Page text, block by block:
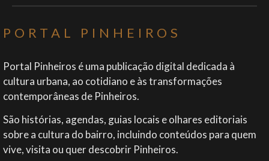
PORTAL PINHEIROS
Portal Pinheiros é uma publicação digital dedicada à
cultura urbana, ao cotidiano e às transformações
contemporâneas de Pinheiros.
São histórias, agendas, guias locais e olhares editoriais
sobre a cultura do bairro, incluindo conteúdos para quem
vive, visita ou quer descobrir Pinheiros.